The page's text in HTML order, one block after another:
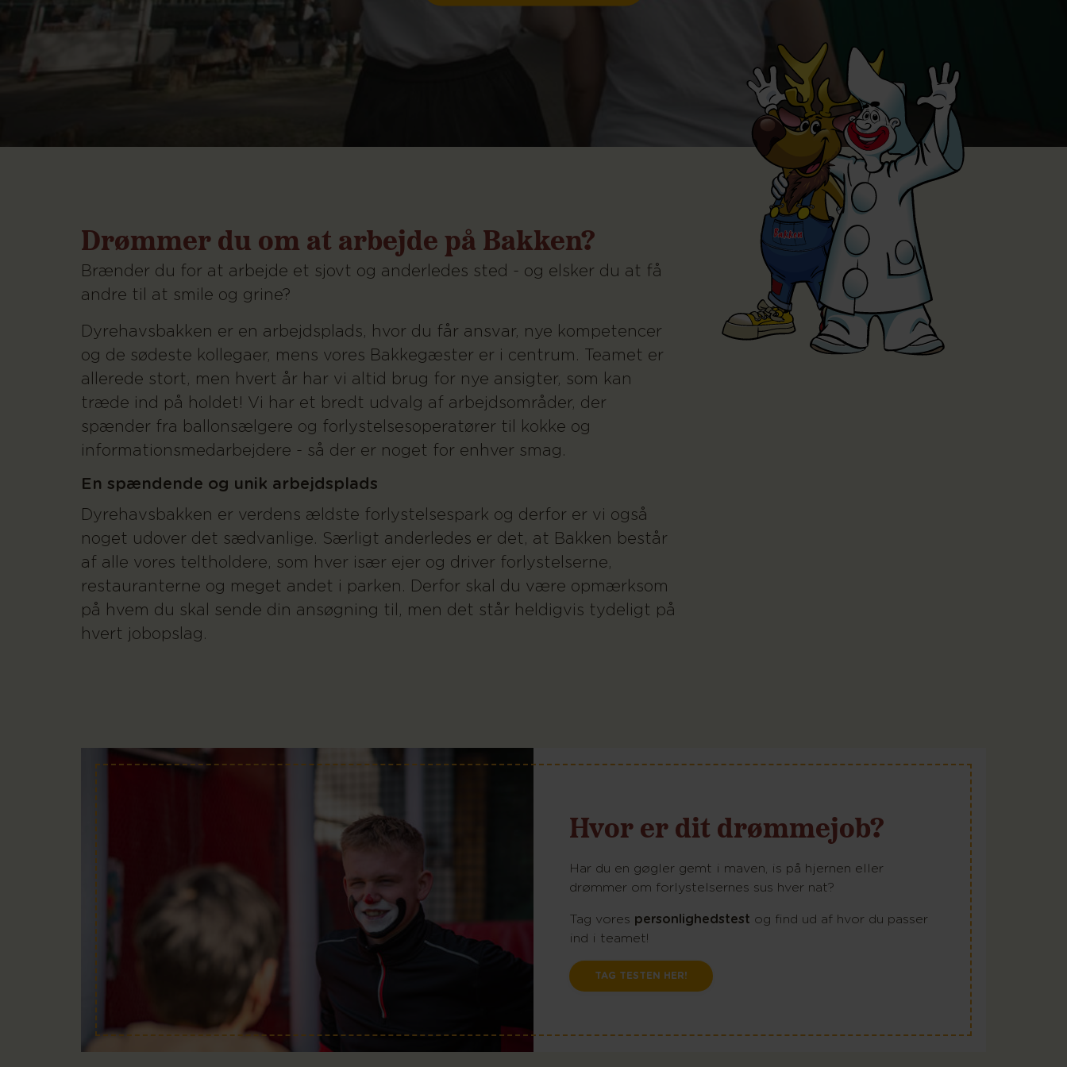
Drømmer du om at arbejde på Bakken?
Brænder du for at arbejde et sjovt og anderledes sted - og elsker du at få
andre til at smile og grine?
Dyrehavsbakken er en arbejdsplads, hvor du får ansvar, nye kompetencer
og de sødeste kollegaer, mens vores Bakkegæster er i centrum. Teamet er
allerede stort, men hvert år har vi altid brug for nye ansigter, som kan
træde ind på holdet! Vi har et bredt udvalg af arbejdsområder, der
spænder fra ballonsælgere og forlystelsesoperatører til kokke og
informationsmedarbejdere - så der er noget for enhver smag.
En spændende og unik arbejdsplads
Dyrehavsbakken er verdens ældste forlystelsespark og derfor er vi også
noget udover det sædvanlige. Særligt anderledes er det, at Bakken består
af alle vores teltholdere, som hver især ejer og driver forlystelserne,
restauranterne og meget andet i parken. Derfor skal du være opmærksom
på hvem du skal sende din ansøgning til, men det står heldigvis tydeligt på
hvert jobopslag.
Hvor er dit drømmejob?
Har du en gøgler gemt i maven, is på hjernen eller
drømmer om forlystelsernes sus hver nat?
Tag vores personlighedstest og find ud af hvor du passer
ind i teamet!
TAG TESTEN HER!